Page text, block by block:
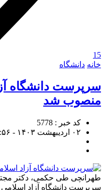
15
خانه دانشگاه
سرپرست دانشگاه
منصوب شد
کد خبر : 5778
۰۲ اردیبهشت ۱۴۰۳ - ۱۵:۵۶
طهرانچی طی حکمی، دکتر
سرپرست دانشگاه آزاد